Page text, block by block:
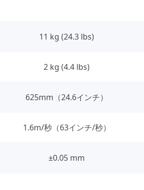
11 kg (24.3 lbs)
2 kg (4.4 lbs)
625mm（24.6インチ）
1.6m/秒（63インチ/秒）
±0.05 mm